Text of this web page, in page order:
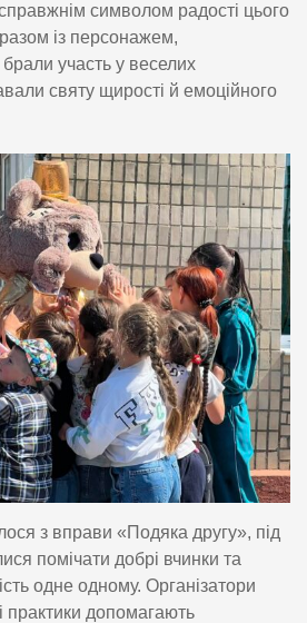
символом радості цього
із персонажем,
участь у веселих
святу щирості й емоційного
з вправи «Подяка другу», під
помічати добрі вчинки та
одне одному. Організатори
практики допомагають